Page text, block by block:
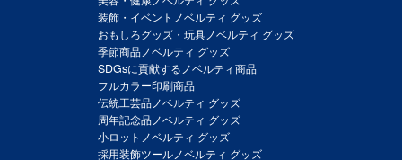
装飾・イベントノベルティ グッズ
おもしろグッズ・玩具ノベルティ グッズ
季節商品ノベルティ グッズ
SDGsに貢献するノベルティ商品
フルカラー印刷商品
伝統工芸品ノベルティ グッズ
周年記念品ノベルティ グッズ
小ロットノベルティ グッズ
採用装飾ツールノベルティ グッズ